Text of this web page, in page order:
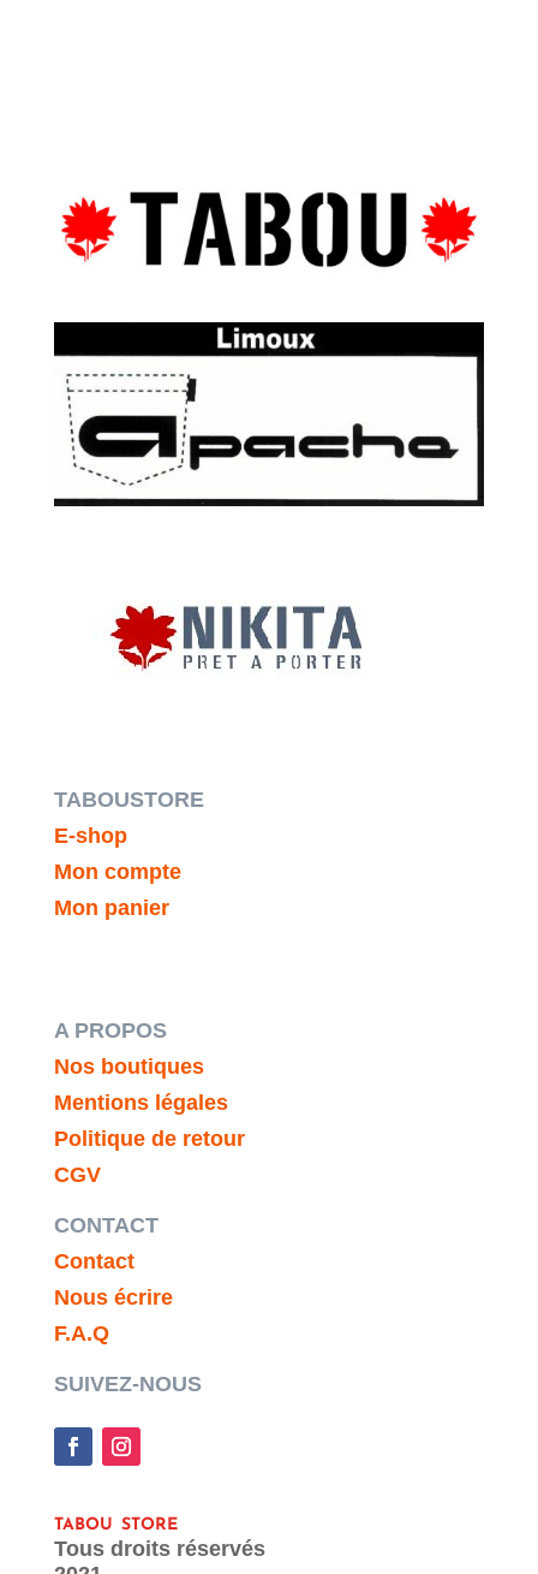
TABOUSTORE
E-shop
Mon compte
Mon panier
A PROPOS
Nos boutiques
Mentions légales
Politique de retour
CGV
CONTACT
Contact
Nous écrire
F.A.Q
SUIVEZ-NOUS
tabou store
Tous droits réservés